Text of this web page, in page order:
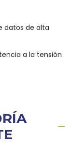
datos de alta
a la tensión